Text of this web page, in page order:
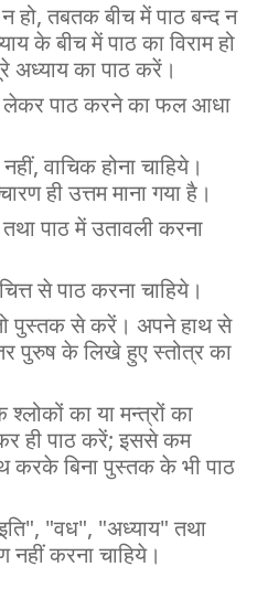
हो, तबतक बीच में पाठ बन्द न
के बीच में पाठ का विराम हो
अध्याय का पाठ करें।
लेकर पाठ करने का फल आधा
वाचिक होना चाहिये।
ही उत्तम माना गया है।
पाठ में उतावली करना
से पाठ करना चाहिये।
पुस्तक से करें। अपने हाथ से
पुरुष के लिखे हुए स्तोत्र का
का या मन्त्रों का
ही पाठ करें; इससे कम
करके बिना पुस्तक के भी पाठ
"वध", "अध्याय" तथा
नहीं करना चाहिये।